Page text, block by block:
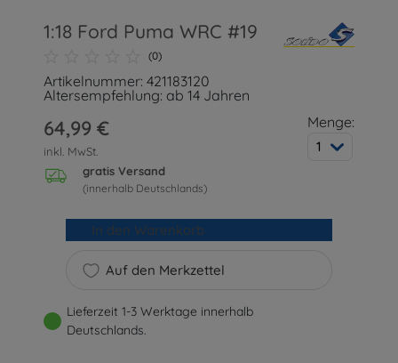
1:18 Ford Puma WRC #19
(0)
Artikelnummer: 421183120
Altersempfehlung: ab 14 Jahren
64,99 €
inkl. MwSt.
gratis Versand
(innerhalb Deutschlands)
Menge:
1
Auf den Merkzettel
In den Warenkorb
Lieferzeit 1-3 Werktage innerhalb
Deutschlands.